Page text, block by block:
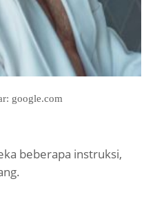
google.com
beberapa instruksi,